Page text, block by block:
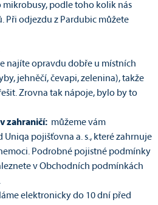
mikrobusy, podle toho kolik nás
Při odjezdu z Pardubic můžete
najíte opravdu dobře u místních
jehněčí, čevapi, zelenina), takže
Zrovna tak nápoje, bylo by to
zahraničí: můžeme vám
pojišťovna a. s., které zahrnuje
Podrobné pojistné podmínky
v Obchodních podmínkách
elektronicky do 10 dní před